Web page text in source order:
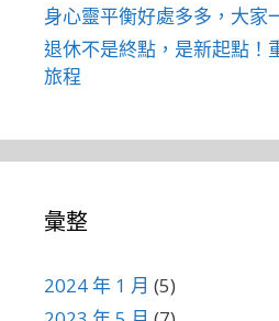
身心靈平衡好處多多，大家
退休不是終點，是新起點！
旅程
彙整
2024 年 1 月 (5)